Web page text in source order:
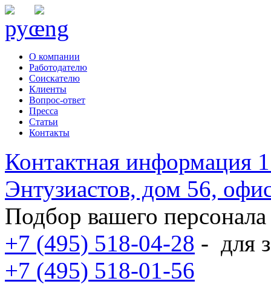
О компании
Работодателю
Соискателю
Клиенты
Вопрос-ответ
Пресса
Статьи
Контакты
Контактная информация
Энтузиастов, дом 56,
Подбор вашего персонала
+7 (495) 518-04-28 - для
+7 (495) 518-01-56